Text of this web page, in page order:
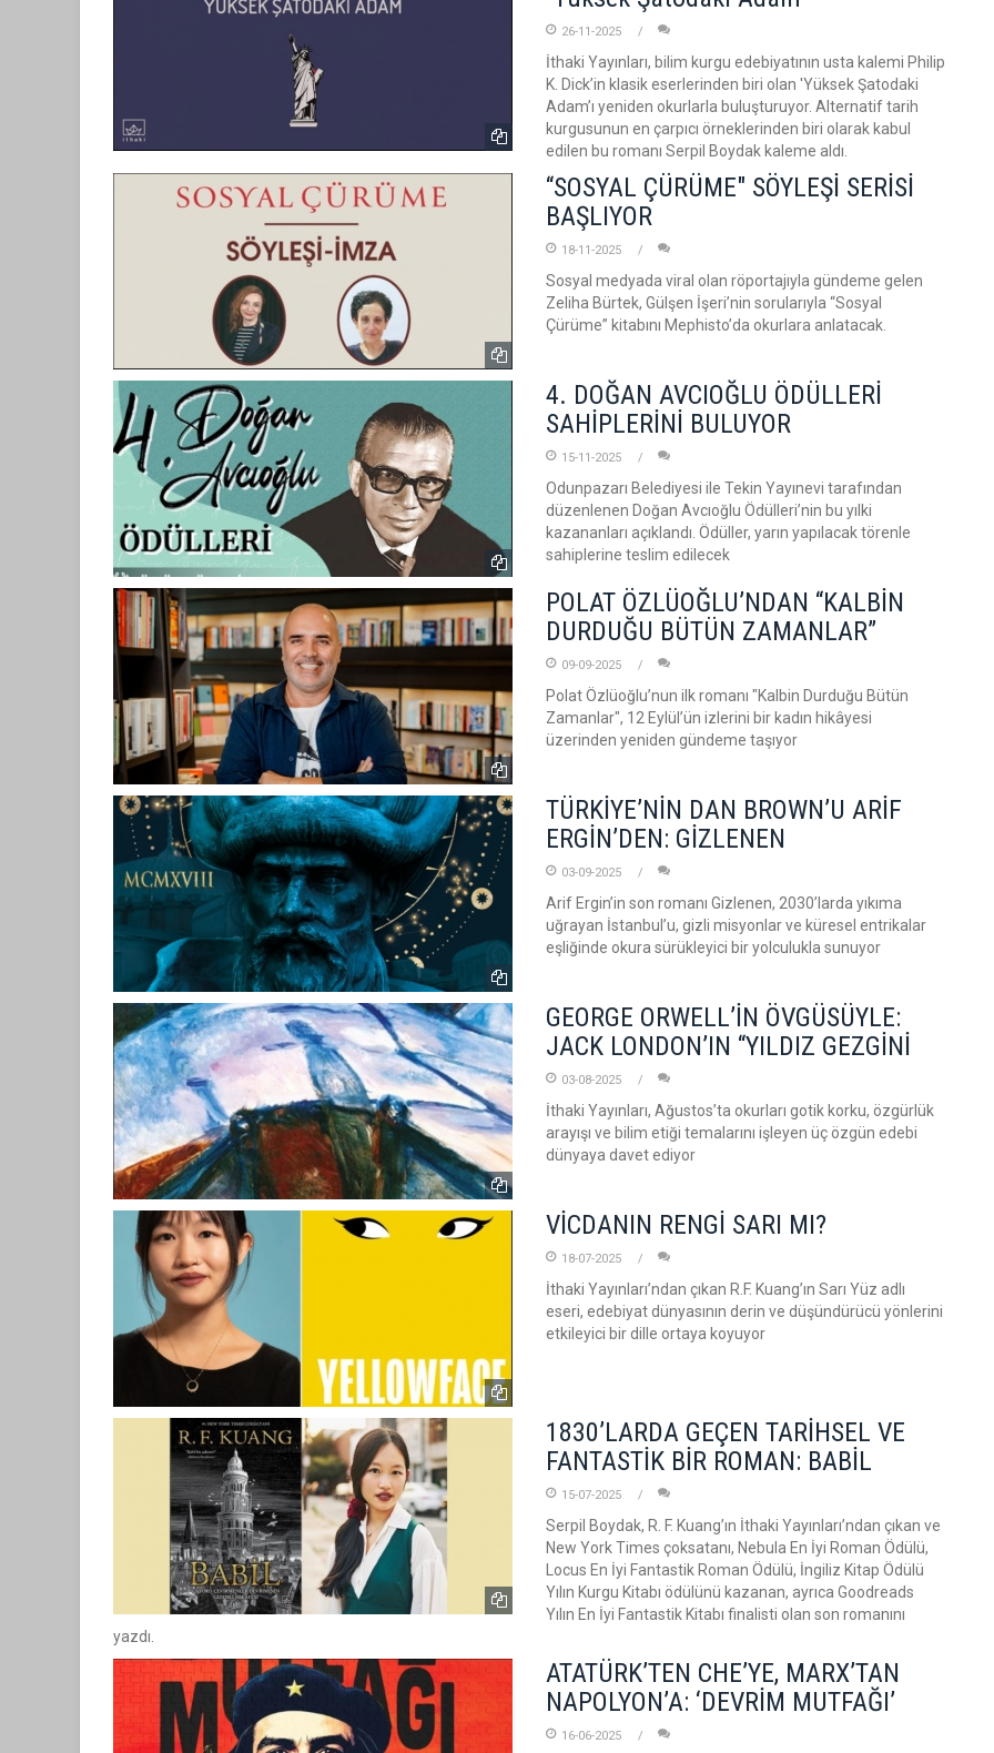
26-11-2025
İthaki Yayınları, bilim kurgu edebiyatının usta kalemi Philip
K. Dick’in klasik eserlerinden biri olan 'Yüksek Şatodaki
Adam’ı yeniden okurlarla buluşturuyor. Alternatif tarih
kurgusunun en çarpıcı örneklerinden biri olarak kabul
edilen bu romanı Serpil Boydak kaleme aldı.
“SOSYAL ÇÜRÜME" SÖYLEŞİ SERİSİ
BAŞLIYOR
18-11-2025
Sosyal medyada viral olan röportajıyla gündeme gelen
Zeliha Bürtek, Gülşen İşeri’nin sorularıyla “Sosyal
Çürüme” kitabını Mephisto’da okurlara anlatacak.
4. DOĞAN AVCIOĞLU ÖDÜLLERİ
SAHİPLERİNİ BULUYOR
15-11-2025
Odunpazarı Belediyesi ile Tekin Yayınevi tarafından
düzenlenen Doğan Avcıoğlu Ödülleri’nin bu yılki
kazananları açıklandı. Ödüller, yarın yapılacak törenle
sahiplerine teslim edilecek
POLAT ÖZLÜOĞLU’NDAN “KALBİN
DURDUĞU BÜTÜN ZAMANLAR”
09-09-2025
Polat Özlüoğlu’nun ilk romanı "Kalbin Durduğu Bütün
Zamanlar", 12 Eylül’ün izlerini bir kadın hikâyesi
üzerinden yeniden gündeme taşıyor
TÜRKİYE’NİN DAN BROWN’U ARİF
ERGİN’DEN: GİZLENEN
03-09-2025
Arif Ergin’in son romanı Gizlenen, 2030’larda yıkıma
uğrayan İstanbul’u, gizli misyonlar ve küresel entrikalar
eşliğinde okura sürükleyici bir yolculukla sunuyor
GEORGE ORWELL’İN ÖVGÜSÜYLE:
JACK LONDON’IN “YILDIZ GEZGİNİ
03-08-2025
İthaki Yayınları, Ağustos’ta okurları gotik korku, özgürlük
arayışı ve bilim etiği temalarını işleyen üç özgün edebi
dünyaya davet ediyor
VİCDANIN RENGİ SARI MI?
18-07-2025
İthaki Yayınları’ndan çıkan R.F. Kuang’ın Sarı Yüz adlı
eseri, edebiyat dünyasının derin ve düşündürücü yönlerini
etkileyici bir dille ortaya koyuyor
1830’LARDA GEÇEN TARİHSEL VE
FANTASTİK BİR ROMAN: BABİL
15-07-2025
Serpil Boydak, R. F. Kuang’ın İthaki Yayınları’ndan çıkan ve
New York Times çoksatanı, Nebula En İyi Roman Ödülü,
Locus En İyi Fantastik Roman Ödülü, İngiliz Kitap Ödülü
Yılın Kurgu Kitabı ödülünü kazanan, ayrıca Goodreads
Yılın En İyi Fantastik Kitabı finalisti olan son romanını
yazdı.
ATATÜRK’TEN CHE’YE, MARX’TAN
NAPOLYON’A: ‘DEVRİM MUTFAĞI’
16-06-2025